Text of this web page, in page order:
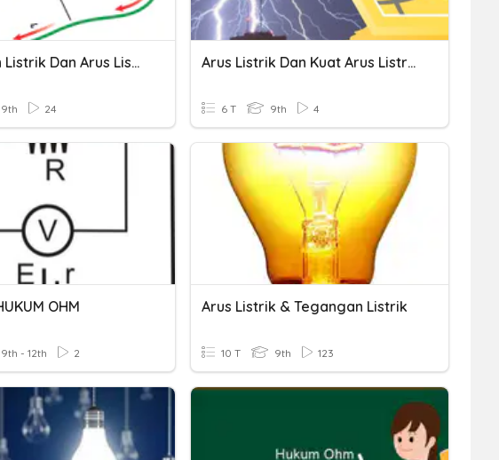
Rangkaian Listrik Dan Arus Listrik
9th 24
Arus Listrik Dan Kuat Arus Listrik
6 T 9th 4
OHM
9th - 12th 2
Arus Listrik & Tegangan Listrik
10 T 9th 123